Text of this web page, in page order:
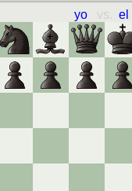
yo vs. el